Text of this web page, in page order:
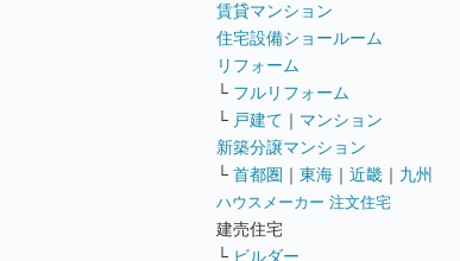
賃貸マンション
住宅設備ショールーム
リフォーム
└ フルリフォーム
└ 戸建て ｜ マンション
新築分譲マンション
└ 首都圏 ｜ 東海 ｜ 近畿 ｜ 九州
ハウスメーカー 注文住宅
建売住宅
└ ビルダー